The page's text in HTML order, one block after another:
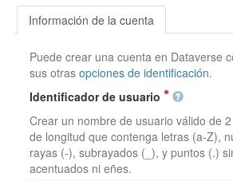
Información de la cuenta
Puede crear una cuenta en Dataverse
sus otrasopciones de identificación.
Identificador de usuario
Crear un nombre de usuario válido de
de longitud que contenga letras (a-Z),
rayas (-), subrayados (_), y puntos (.)
acentuados ni eñes.